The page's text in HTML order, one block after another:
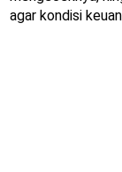
agar kondisi